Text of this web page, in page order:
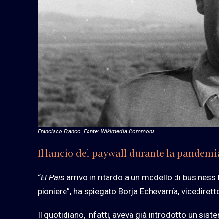
Francisco Franco. Fonte: Wikimedia Commons
Il lancio del paywall durante la
“El País arrivò in ritardo a un modello di
pioniere”, ha spiegato Borja Echevarría,
Il quotidiano, infatti, aveva già introdotto un